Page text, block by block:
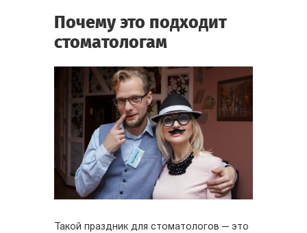
Почему это подходит
стоматологам
Такой праздник для стоматологов — это